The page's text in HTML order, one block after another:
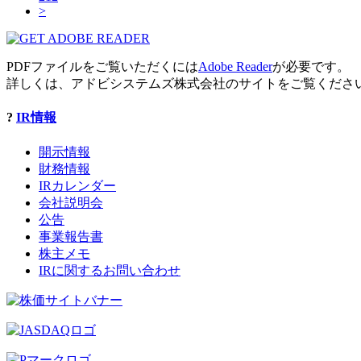
>
PDFファイルをご覧いただくにはAdobe Readerが必要です。
詳しくは、アドビシステムズ株式会社のサイトをご覧くださ
? IR情報
開示情報
財務情報
IRカレンダー
会社説明会
公告
事業報告書
株主メモ
IRに関するお問い合わせ